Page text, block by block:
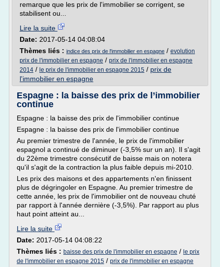
remarque que les prix de l'immobilier se corrigent, se
stabilisent ou...
Lire la suite
Date: 2017-05-14 04:08:04
Thèmes liés : indice des prix de l'immobilier en espagne / evolution
prix de l'immobilier en espagne / prix de l'immobilier en espagne
2014 / le prix de l'immobilier en espagne 2015 / prix de
l'immobilier en espagne
Espagne : la baisse des prix de l’immobilier
continue
Espagne : la baisse des prix de l'immobilier continue
Espagne : la baisse des prix de l'immobilier continue
Au premier trimestre de l'année, le prix de l'immobilier
espagnol a continué de diminuer (-3,5% sur un an). Il s'agit
du 22ème trimestre consécutif de baisse mais on notera
qu'il s'agit de la contraction la plus faible depuis mi-2010.
Les prix des maisons et des appartements n'en finissent
plus de dégringoler en Espagne. Au premier trimestre de
cette année, les prix de l'immobilier ont de nouveau chuté
par rapport à l'année dernière (-3,5%). Par rapport au plus
haut point atteint au...
Lire la suite
Date: 2017-05-14 04:08:22
Thèmes liés : baisse des prix de l'immobilier en espagne / le prix
de l'immobilier en espagne 2015 / prix de l'immobilier en espagne